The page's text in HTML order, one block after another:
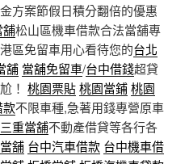
方案節假日積分翻倍的優惠
舖松山區機車借款合法當舖專
區免留車用心看待您的台北
舖 當舖免留車/台中借錢超貸
！ 桃園票貼桃園當鋪桃園
款不限車種,急著用錢專營原車
三重當舖不動產借貸等各行各
舖 台中汽車借款 台中機車借